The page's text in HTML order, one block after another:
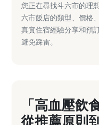
您正在尋找斗六市的理
六市飯店的類型、價格
真實住宿經驗分享和預
避免踩雷。
「高血壓飲
從推薦原則